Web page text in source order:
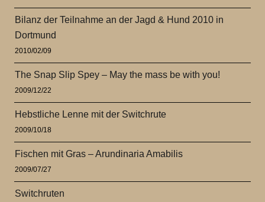
Bilanz der Teilnahme an der Jagd & Hund 2010 in
Dortmund
2010/02/09
The Snap Slip Spey – May the mass be with you!
2009/12/22
Hebstliche Lenne mit der Switchrute
2009/10/18
Fischen mit Gras – Arundinaria Amabilis
2009/07/27
Switchruten